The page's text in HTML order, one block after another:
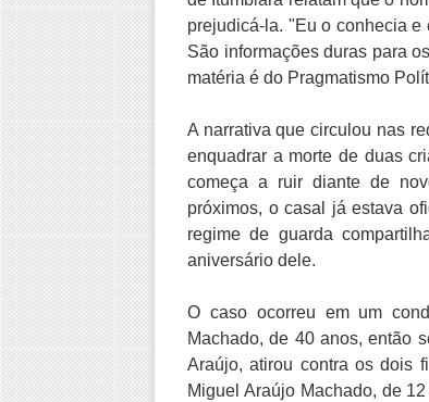
prejudicá-la. "Eu o conhecia e
São informações duras para
matéria é do Pragmatismo
A narrativa que circulou nas
enquadrar a morte de duas
começa a ruir diante de
próximos, o casal já estava
regime de guarda
aniversário dele.
O caso ocorreu em um
Machado, de 40 anos, então
Araújo, atirou contra os dois
Miguel Araújo Machado, de